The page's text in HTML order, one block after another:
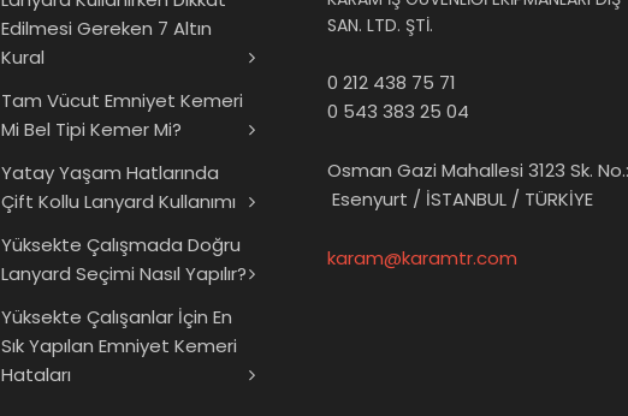
Edilmesi Gereken 7 Altın
Kural
Tam Vücut Emniyet Kemeri
Mi Bel Tipi Kemer Mi?
Yatay Yaşam Hatlarında
Çift Kollu Lanyard Kullanımı
Yüksekte Çalışmada Doğru
Lanyard Seçimi Nasıl Yapılır?
Yüksekte Çalışanlar İçin En
Sık Yapılan Emniyet Kemeri
Hataları
SAN. LTD. ŞTİ.
0 212 438 75 71
0 543 383 25 04
Osman Gazi Mahallesi 3123 Sk.
Esenyurt / İSTANBUL / TÜRKİYE
karam@karamtr.com